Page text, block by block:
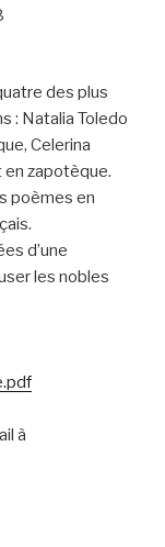
des plus
: Natalia Toledo
Celerina
en zapotèque.
poèmes en
d’une
les nobles
à